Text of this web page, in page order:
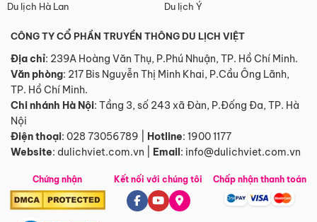
Du lịch Hà Lan
Du lịch Ý
CÔNG TY CỔ PHẦN TRUYỀN THÔNG DU LỊCH VIỆT
Địa chỉ: 239A Hoàng Văn Thụ, P.Phú Nhuận, TP. Hồ Chí Minh.
Văn phòng: 217 Bis Nguyễn Thị Minh Khai, P.Cầu Ông Lãnh,
TP. Hồ Chí Minh.
Chi nhánh Hà Nội: Tầng 3, số 243 xã Đàn, P.Đống Đa, TP. Hà
Nội
Điện thoại: 028 73056789 Hotline: 1900 1177
Website: dulichviet.com.vn Email: info@dulichviet.com.vn
Chứng nhận Kết nối với chúng tôi Chấp nhận thanh toán